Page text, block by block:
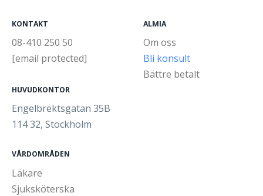
KONTAKT
08-410 250 50
[email protected]
HUVUDKONTOR
Engelbrektsgatan 35B
114 32, Stockholm
ALMIA
Om oss
Bli konsult
Bättre betalt
VÅRDOMRÅDEN
Läkare
Sjuksköterska